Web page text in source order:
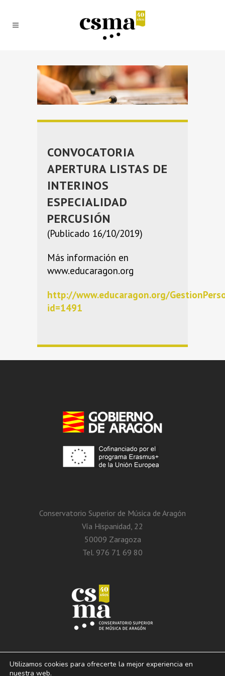
CONVOCATORIA
APERTURA LISTAS DE
INTERINOS
ESPECIALIDAD
PERCUSIÓN
(Publicado 16/10/2019)
Más información en
www.educaragon.org
http://www.educaragon.org/
id=1491
Conservatorio Superior de Música de Aragón
Vía Hispanidad, 22
50009 Zaragoza
Tel. 976 71 69 80
Utilizamos cookies para ofrecerte la mejor experiencia en
nuestra web.